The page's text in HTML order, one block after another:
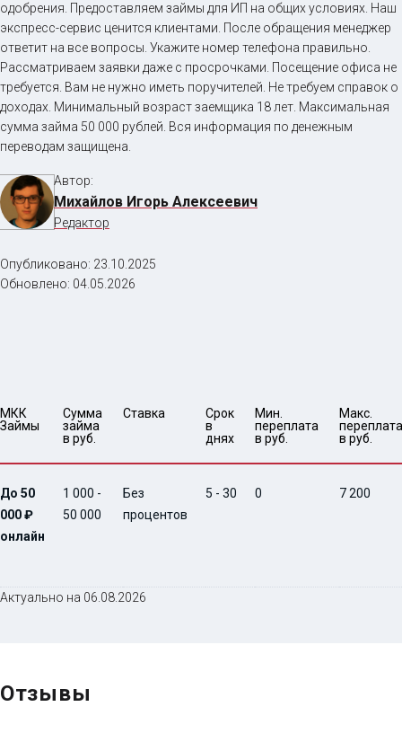
одобрения. Предоставляем займы для ИП на общих условиях. Наш
экспресс-сервис ценится клиентами. После обращения менеджер
ответит на все вопросы. Укажите номер телефона правильно.
Рассматриваем заявки даже с просрочками. Посещение офиса не
требуется. Вам не нужно иметь поручителей. Не требуем справок о
доходах. Минимальный возраст заемщика 18 лет. Максимальная
сумма займа 50 000 рублей. Вся информация по денежным
переводам защищена.
Автор:
Михайлов Игорь Алексеевич
Редактор
Опубликовано: 23.10.2025
Обновлено: 04.05.2026
МКК
Займы
Сумма
займа
в руб.
Ставка
Срок
в
днях
Мин.
переплата
в руб.
Макс.
переплата
в руб.
До 50
000 ₽
онлайн
1 000 -
50 000
Без
процентов
5 - 30 0 7 200
Актуально на 06.08.2026
Отзывы